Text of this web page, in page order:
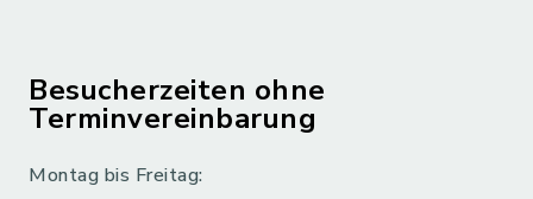
Besucherzeiten ohne
Terminvereinbarung
Montag bis Freitag: